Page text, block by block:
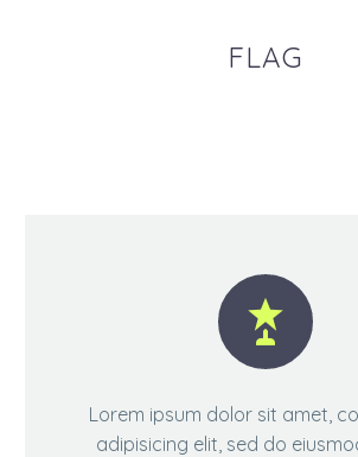
FLAG


Lorem ipsum dolor sit amet,
adipisicing elit, sed do